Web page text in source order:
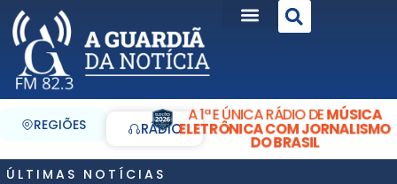
REGIÕES RÁDIO
A 1ª E ÚNICA RÁDIO DEMÚSICA
ELETRÔNICA COM JORNALISMO
DO BRASIL
ÚLTIMAS NOTÍCIAS